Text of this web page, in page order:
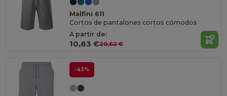
Malfini 611
Cortos de pantalones cortos cómodos
A partir de:
10,83 €20,62 €
-43%